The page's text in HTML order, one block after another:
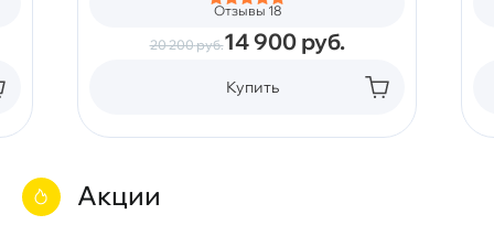
Отзывы 18
20 200руб.14 900 руб.
Купить
Акции